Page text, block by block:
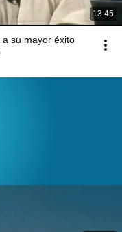
13:45
su mayor éxito